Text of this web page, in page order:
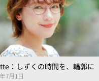
：しずくの時間を、輪郭に
7月1日